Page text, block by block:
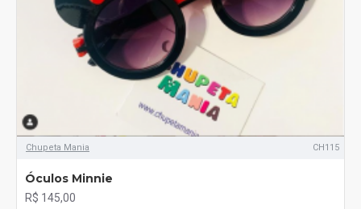
Chupeta Mania CH115
Óculos Minnie
R$ 145,00